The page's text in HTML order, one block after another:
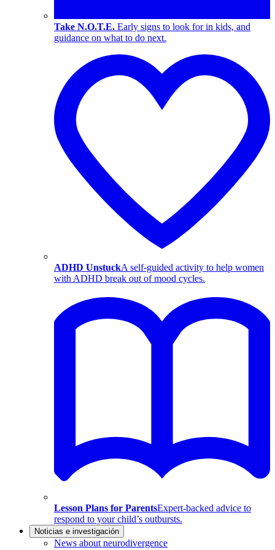
Take N.O.T.E. Early signs to look for in kids, and
guidance on what to do next.
ADHD UnstuckA self-guided activity to help women
with ADHD break out of mood cycles.
Lesson Plans for ParentsExpert-backed advice to
respond to your child’s outbursts.
Noticias e investigación
News about neurodivergence